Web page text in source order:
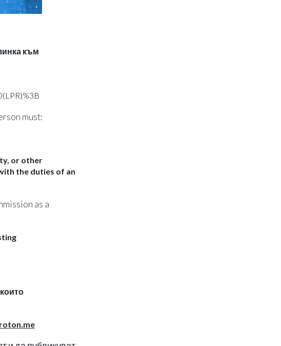
към
must:
or other
the duties of an
as a